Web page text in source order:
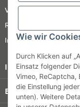
Wie wir
Durch Klicken auf
Einsatz folgender
Vimeo, ReCaptcha,
die Einstellung
unten). Weitere
Versandinformationen
Retour
Impressum
Informationen
Bezahlung &